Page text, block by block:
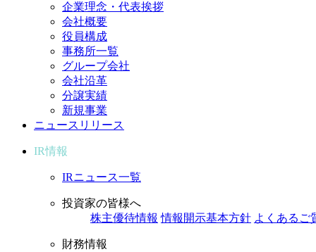
企業理念・代表挨拶
会社概要
役員構成
事務所一覧
グループ会社
会社沿革
分譲実績
新規事業
ニュースリリース
IR情報
IRニュース一覧
投資家の皆様へ
株主優待情報 情報開示基本方針 よくあるご
財務情報